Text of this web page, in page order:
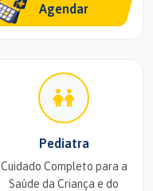
Agendar
Pediatra
Cuidado Completo para a
Saúde da Criança e do